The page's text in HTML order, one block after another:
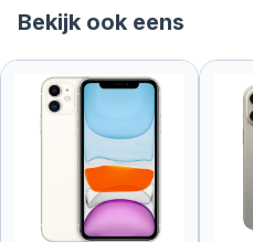
Bekijk ook eens